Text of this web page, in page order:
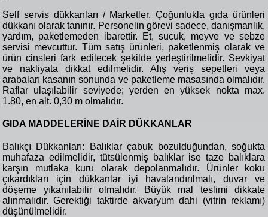
Self servis dükkanları / Marketler. Çoğunlukla gıda ürünleri
dükkanı olarak tanınır. Personelin görevi sadece, danışmanlık,
yardım, paketlemeden ibarettir. Et, sucuk, meyve ve sebze
servisi mevcuttur. Tüm satış ürünleri, paketlenmiş olarak ve
ürün cinsleri fark edilecek şekilde yerleştirilmelidir. Sevkiyat
ve nakliyata dikkat edilmelidir. Alış veriş sepetleri veya
arabaları kasanın sonunda ve paketleme masasında olmalıdır.
Raflar ulaşılabilir seviyede; yerden en yüksek nokta max.
1.80, en alt. 0,30 m olmalıdır.
GIDA MADDELERİNE DAİR DÜKKANLAR
Balıkçı Dükkanları: Balıklar çabuk bozulduğundan, soğukta
muhafaza edilmelidir, tütsülenmiş balıklar ise taze balıklara
karşın mutlaka kuru olarak depolanmalıdır. Ürünler koku
çıkardıkları için dükkanlar iyi havalandırılmalı, duvar ve
döşeme yıkanılabilir olmalıdır. Büyük mal teslimi dikkate
alınmalıdır. Gerektiği taktirde akvaryum dahi (vitrin reklamı)
düşünülmelidir.